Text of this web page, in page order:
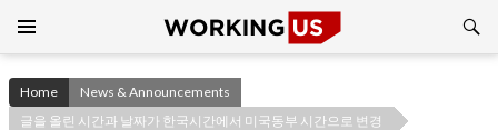
CONTENT
Home
News & Announcements
글을 올린 시간과 날짜가 한국시간에서 미국동부 시간으로 변경